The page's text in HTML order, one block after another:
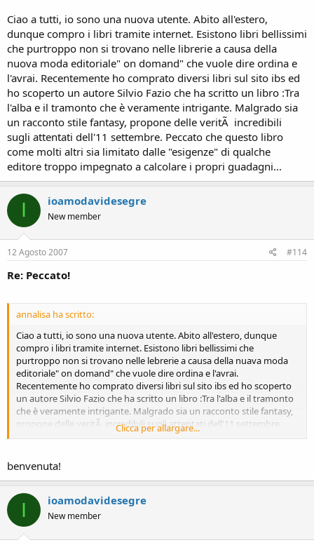
Ciao a tutti, io sono una nuova utente. Abito all'estero,
dunque compro i libri tramite internet. Esistono libri bellissimi
che purtroppo non si trovano nelle librerie a causa della
nuova moda editoriale" on domand" che vuole dire ordina e
l'avrai. Recentemente ho comprato diversi libri sul sito ibs ed
ho scoperto un autore Silvio Fazio che ha scritto un libro :Tra
l'alba e il tramonto che è veramente intrigante. Malgrado sia
un racconto stile fantasy, propone delle veritÃ incredibili
sugli attentati dell'11 settembre. Peccato che questo libro
come molti altri sia limitato dalle "esigenze" di qualche
editore troppo impegnato a calcolare i propri guadagni...
I ioamodavidesegre
New member
12 Agosto 2007 #114
Re: Peccato!
annalisa ha scritto:
Ciao a tutti, io sono una nuova utente. Abito all'estero, dunque
compro i libri tramite internet. Esistono libri bellissimi che
purtroppo non si trovano nelle lebrerie a causa della nuava moda
editoriale" on domand" che vuole dire ordina e l'avrai.
Recentemente ho comprato diversi libri sul sito ibs ed ho scoperto
un autore Silvio Fazio che ha scritto un libro :Tra l'alba e il tramonto
che è veramente intrigante. Malgrado sia un racconto stile fantasy,
propone delle veritÃ incredibili sugli attentati dell'11 settembre.
Peccato che questo libro come molti altri sia limitato dalle
guadagni...
Clicca per allargare...
benvenuta!
I ioamodavidesegre
New member